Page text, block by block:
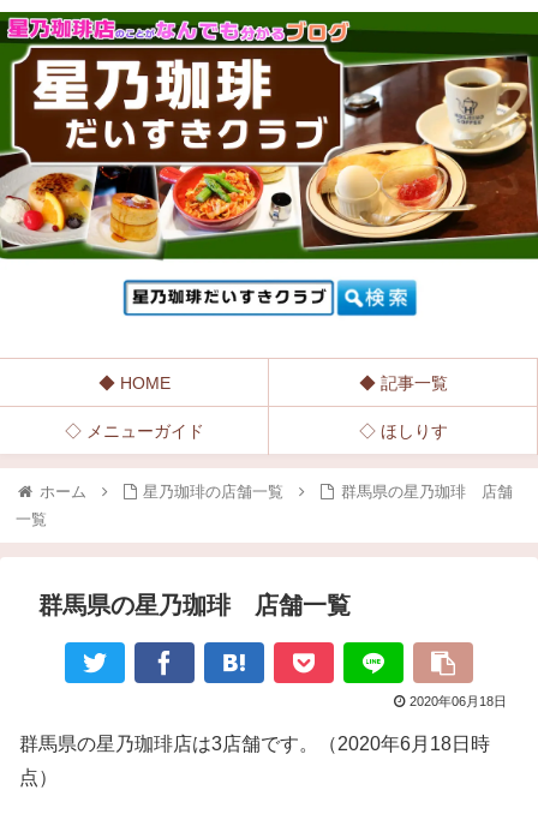
◆ HOME ◆ 記事一覧
◇ メニューガイド ◇ ほしりす
ホーム 星乃珈琲の店舗一覧
群馬県の星乃珈琲 店舗
一覧
群馬県の星乃珈琲 店舗一覧
2020年06月18日
群馬県の星乃珈琲店は3店舗です。（2020年6月18日時
点）